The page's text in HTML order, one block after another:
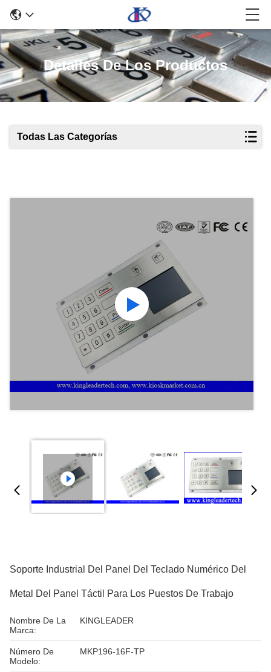
Detalles De Los Productos
Todas Las Categorías
Soporte Industrial Del Panel Del Teclado Numérico Del
Metal Del Panel Táctil Para Los Puestos De Trabajo
Nombre De La
Marca:
KINGLEADER
Número De
Modelo:
MKP196-16F-TP